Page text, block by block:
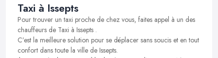
Taxi à Issepts
Pour trouver un taxi proche de chez vous, faites appel à un des
chauffeurs de Taxi à Issepts .
C’est la meilleure solution pour se déplacer sans soucis et en tout
confort dans toute la ville de Issepts.